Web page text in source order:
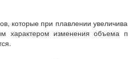
которые при плавлении
характером изменения объема